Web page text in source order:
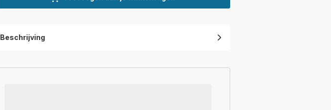
Beschrijving